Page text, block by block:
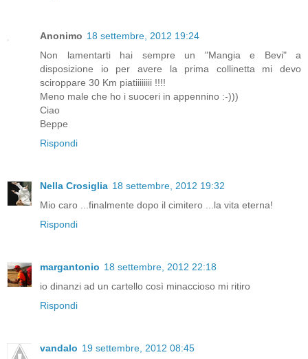
Anonimo 18 settembre, 2012 19:24
Non lamentarti hai sempre un "Mangia e Bevi" a
disposizione io per avere la prima collinetta mi devo
sciroppare 30 Km piatiiiiiiii !!!!
Meno male che ho i suoceri in appennino :-)))
Ciao
Beppe
Rispondi
Nella Crosiglia 18 settembre, 2012 19:32
Mio caro ...finalmente dopo il cimitero ...la vita eterna!
Rispondi
margantonio 18 settembre, 2012 22:18
io dinanzi ad un cartello così minaccioso mi ritiro
Rispondi
vandalo 19 settembre, 2012 08:45